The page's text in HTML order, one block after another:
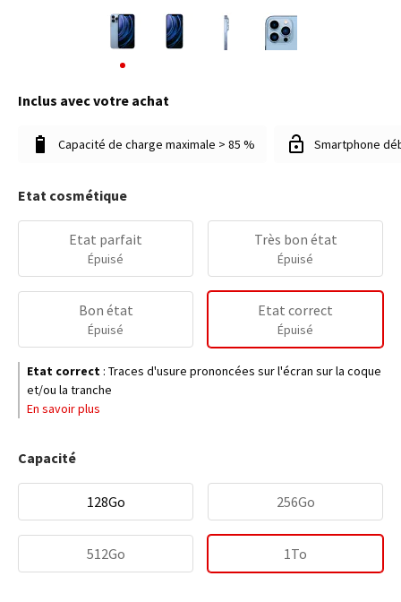
Inclus avec votre achat
Capacité de charge maximale > 85 % Smartphone
Etat cosmétique
Etat parfait
Épuisé
Très bon état
Épuisé
Bon état
Épuisé
Etat correct
Épuisé
Etat correct : Traces d'usure prononcées sur l'écran sur la coque
et/ou la tranche
En savoir plus
Capacité
128Go 256Go
512Go 1To